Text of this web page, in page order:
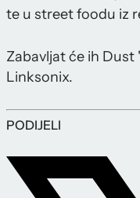
te u street foodu iz
Zabavljat će ih Dust
Linksonix.
PODIJELI